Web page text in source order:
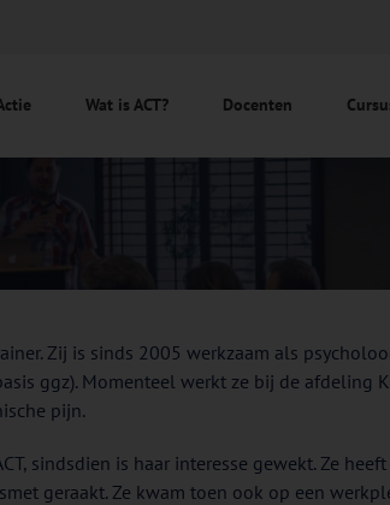
Wat is ACT? Docenten
Zij is sinds 2005 werkzaam als
ggz). Momenteel werkt ze bij de
pijn.
sindsdien is haar interesse gewekt. Ze
geraakt. Ze kwam toen ook op een